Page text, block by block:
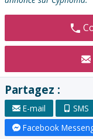
Partagez :
E-mail SMS
Facebook